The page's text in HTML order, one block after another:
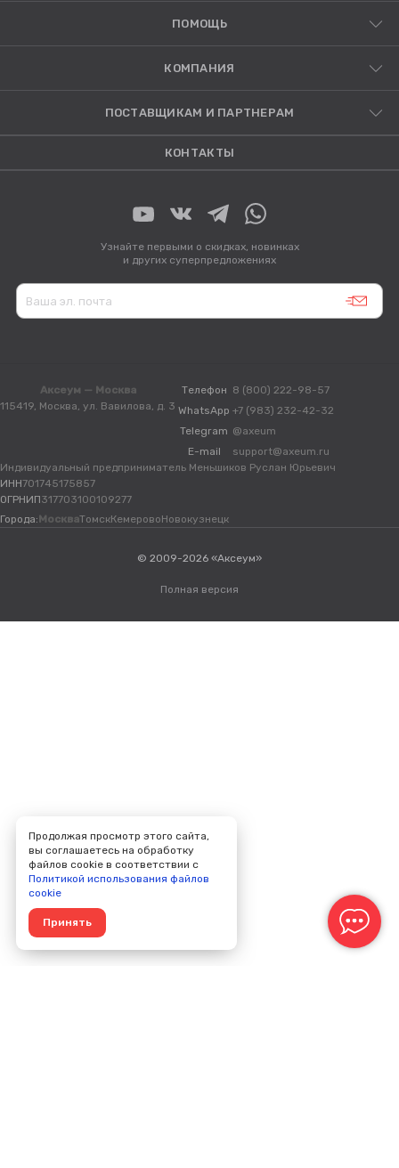
ПОМОЩЬ
КОМПАНИЯ
ПОСТАВЩИКАМ И ПАРТНЕРАМ
КОНТАКТЫ
Узнайте первыми о скидках, новинках
и других суперпредложениях
Аксеум — Москва
115419, Москва, ул. Вавилова, д. 3
Телефон 8 (800) 222-98-57
WhatsApp +7 (983) 232-42-32
Telegram @axeum
E-mail
support@axeum.ru
Индивидуальный предприниматель Меньшиков Руслан Юрьевич
ИНН701745175857
ОГРНИП317703100109277
Города: МоскваТомскКемеровоНовокузнецк
© 2009-2026 «Аксеум»
Полная версия
Продолжая просмотр этого сайта,
вы соглашаетесь на обработку
файлов cookie в соответствии с
Политикой использования файлов
cookie
Принять